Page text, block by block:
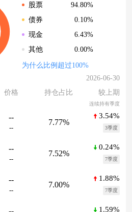
股票
94.80%
债券
0.10%
现金
6.43%
其他
0.00%
为什么比例超过100%
2026-06-30
价格 持仓占比 较上期
连续持有季度
--
--
7.77%
3.54%
3季度
--
--
7.52%
0.24%
7季度
--
--
7.00%
1.88%
7季度
1.59%